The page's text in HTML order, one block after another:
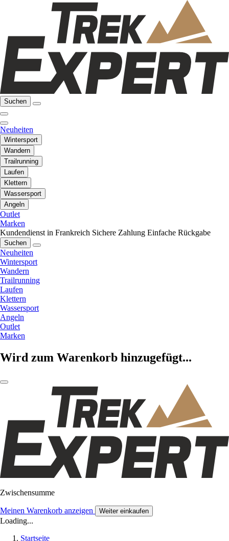
Suchen
Neuheiten
Wintersport
Wandern
Trailrunning
Laufen
Klettern
Wassersport
Angeln
Outlet
Marken
Kundendienst in Frankreich Sichere Zahlung Einfache Rückgabe
Suchen
Neuheiten
Wintersport
Wandern
Trailrunning
Laufen
Klettern
Wassersport
Angeln
Outlet
Marken
Wird zum Warenkorb hinzugefügt...
Zwischensumme
Meinen Warenkorb anzeigen Weiter einkaufen
Loading...
Startseite